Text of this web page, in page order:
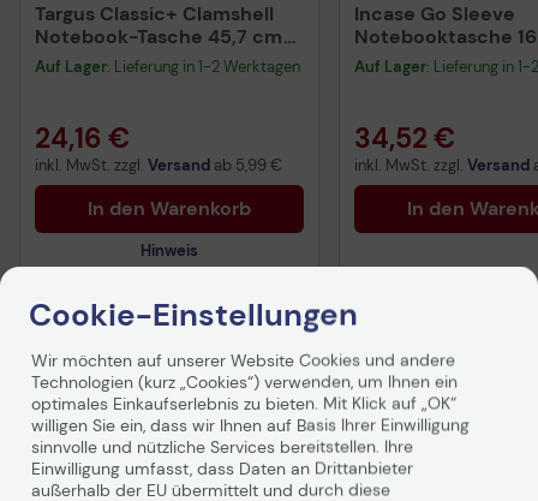
Targus Classic+ Clamshell
Notebook-Tasche 45,7 cm
(17 Zoll)
Auf Lager: Lieferung in 1-2 Werktagen
24,16 €
inkl. MwSt. zzgl. Versand ab 5,99 €
In den Warenkorb
Hinweis
Incase Go Sleeve
Notebooktasche
Auf Lager: Lieferung in
34,52 €
inkl. MwSt. zzgl. Versand
In den
Produktbeschreibung
Die Notebook-Tasche Classic+ wurde für den Schutz von
Breitbildnotebooks entwickelt. Die Innentasche mit
Cookie-Einstellungen
Wir möchten auf unserer Website Cookies und andere
Technologien (kurz „Cookies“) verwenden, um Ihnen ein
optimales Einkaufserlebnis zu bieten. Mit Klick auf „OK“
willigen Sie ein, dass wir Ihnen auf Basis Ihrer Einwilligung
sinnvolle und nützliche Services bereitstellen. Ihre
Einwilligung umfasst, dass Daten an Drittanbieter
außerhalb der EU übermittelt und durch diese